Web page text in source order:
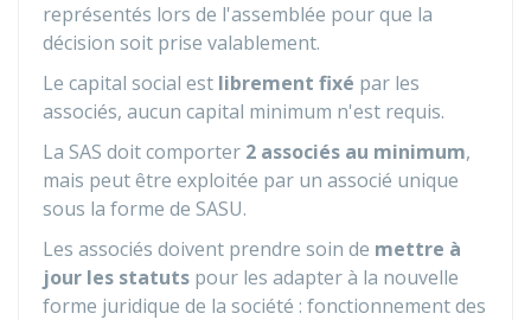
représentés lors de l'assemblée pour que la
décision soit prise valablement.
Le capital social est librement fixé par les
associés, aucun capital minimum n'est requis.
La SAS doit comporter 2 associés au minimum,
mais peut être exploitée par un associé unique
sous la forme de SASU.
Les associés doivent prendre soin de mettre à
jour les statuts pour les adapter à la nouvelle
forme juridique de la société : fonctionnement des